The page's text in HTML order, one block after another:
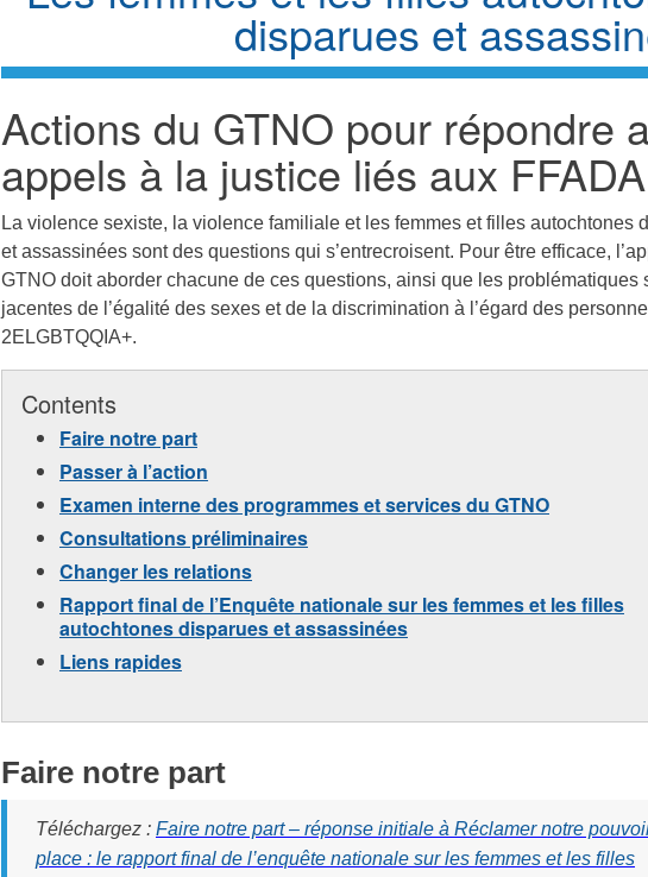
disparues et
Actions du GTNO pour répondre
appels à la justice liés aux FFADA
La violence sexiste, la violence familiale et les femmes et filles autochtones
et assassinées sont des questions qui s’entrecroisent. Pour être efficace,
GTNO doit aborder chacune de ces questions, ainsi que les problématiques
jacentes de l’égalité des sexes et de la discrimination à l’égard des
2ELGBTQQIA+.
Contents
Faire notre part
Passer à l’action
Examen interne des programmes et services du GTNO
Consultations préliminaires
Changer les relations
Rapport final de l’Enquête nationale sur les femmes et les filles
autochtones disparues et assassinées
Liens rapides
Faire notre part
Téléchargez : Faire notre part – réponse initiale à Réclamer notre
place : le rapport final de l’enquête nationale sur les femmes et les filles